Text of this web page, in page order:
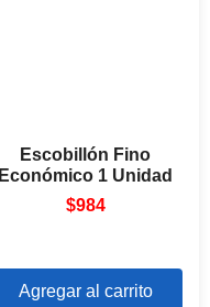
Escobillón Fino
Económico 1 Unidad
$984
Agregar al carrito